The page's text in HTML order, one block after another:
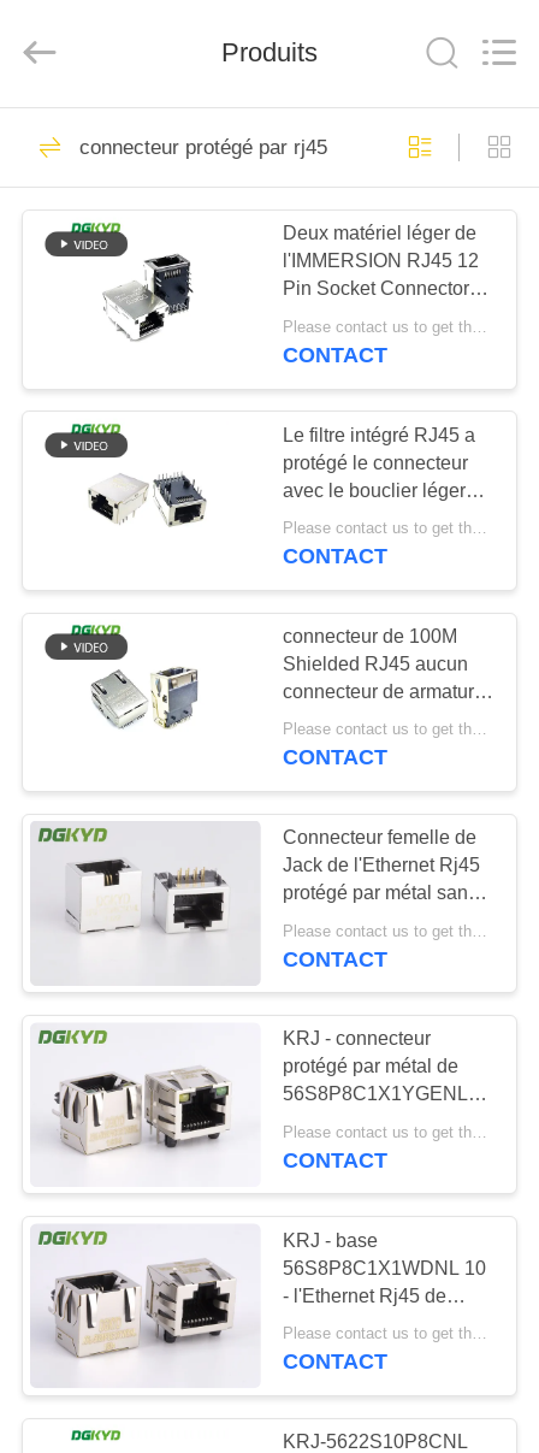
MAISON
PRODUITS
SHOW
AU
SUJET
NOUS
VISITE
D'USINE
CONTRÔLE
QUALITÉ
CONTACTEZ-
NOUS
DEMANDEZ
UNE
CITATION
SITEMAP
POLITIQUE
EN
MATIÈRE
DE
PROTECTION
DE
Technology
Co.,ltd.
connecteur de
l'Ethernet rj45
connecteur protégé
par rj45
67
Connecteurs
multiples du port
RJ45
101
Port RJ45 simple
127
connecteur de cat6
rj45
46
Produits
connecteur protégé par rj45
Deux matériel léger de
l'IMMERSION RJ45 12
Pin Socket Connector
PA66 de couleur
Please contact us to get the latest price. MOQ:Négociation
CONTACT
Le filtre intégré RJ45 a
protégé le connecteur
avec le bouclier léger
8P12C
Please contact us to get the latest price. MOQ:Négociation
CONTACT
connecteur de 100M
Shielded RJ45 aucun
connecteur de armature
léger de réseau
Please contact us to get the latest price. MOQ:Négociation
CONTACT
Connecteur femelle de
Jack de l'Ethernet Rj45
protégé par métal sans
transformateur, 11.5mm
CONTACT
KRJ - connecteur
protégé par métal de
56S8P8C1X1YGENL
Rj45 Jack sans
transformateur
Please contact us to get the latest price. MOQ:1 morceau
CONTACT
KRJ - base
56S8P8C1X1WDNL 10
- l'Ethernet Rj45 de
connecteur protégé par
Rj45 de TX choisissent
Please contact us to get the latest price. MOQ:1 morceau
CONTACT
KRJ-5622S10P8CNL